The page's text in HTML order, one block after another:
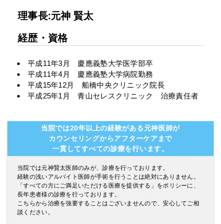
理事長:元神 賢太
経歴・資格
平成11年3月 慶應義塾大学医学部卒
平成11年4月 慶應義塾大学病院勤務
平成15年12月 船橋中央クリニック院長
平成25年1月 青山セレスクリニック 治療責任者
当院では20年以上の経験がある元神医師が
カウンセリングからアフターケアまで
一貫してすべての診療を行います。
当院では元神賢太医師のみが、診療を行っております。
経験の浅いアルバイト医師が手術を行うことは絶対にありません。
「すべての方にご満足いただける医療を提供する」をポリシーに、
長年患者様の診療を行っております。
こちらから治療を強要することはございませんので、安心してご相
談ください。